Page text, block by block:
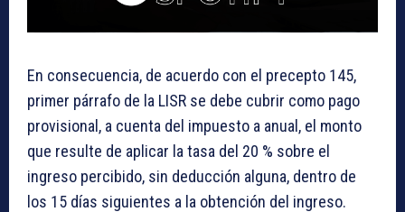
En consecuencia, de acuerdo con el precepto 145,
primer párrafo de la LISR se debe cubrir como pago
provisional, a cuenta del impuesto a anual, el monto
que resulte de aplicar la tasa del 20 % sobre el
ingreso percibido, sin deducción alguna, dentro de
los 15 días siguientes a la obtención del ingreso.